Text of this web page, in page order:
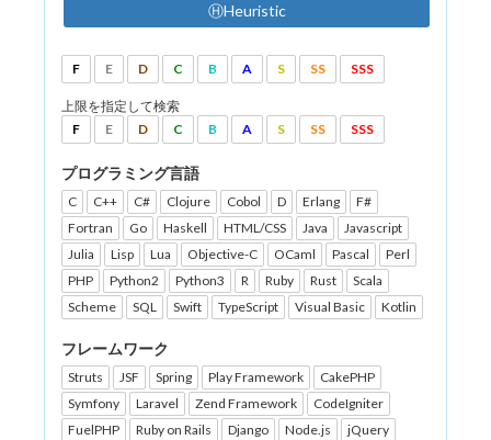
ⒽHeuristic
F E D C B A S SS SSS
上限を指定して検索
F
E D C B A S SS SSS
プログラミング言語
C C++ C# Clojure Cobol D Erlang
F#
Fortran
Go Haskell HTML/CSS Java
Javascript
Julia
Lisp Lua Objective-C OCaml Pascal
Perl
PHP
Python2 Python3 R Ruby Rust
Scala
Scheme
SQL Swift TypeScript Visual Basic Kotlin
フレームワーク
Struts JSF Spring Play Framework
CakePHP
Symfony
Laravel Zend Framework
CodeIgniter
FuelPHP
Ruby on Rails Django Node.js
jQuery